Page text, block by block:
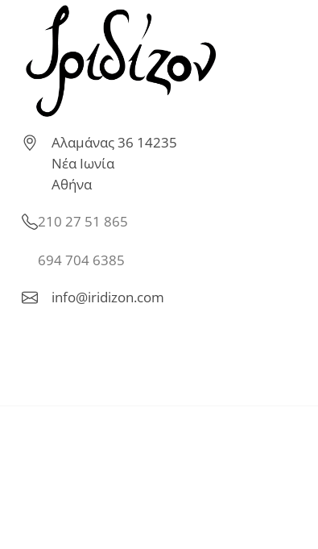
Αλαμάνας 36 14235
Νέα Ιωνία
Αθήνα
210 27 51 865
694 704 6385
info@iridizon.com